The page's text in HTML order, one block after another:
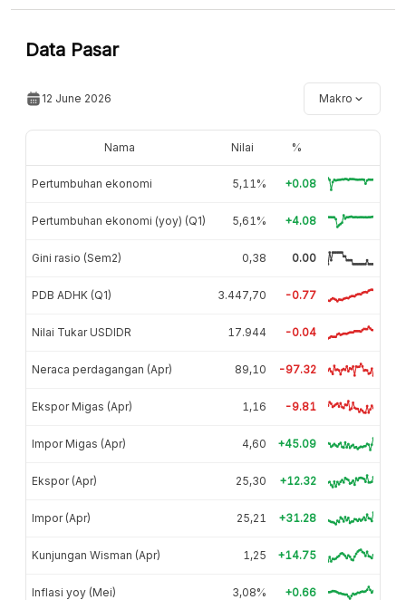
Data Pasar
12 June 2026 Makro
Nama Nilai %
Pertumbuhan ekonomi 5,11% +0.08
Pertumbuhan ekonomi (yoy) (Q1) 5,61% +4.08
Gini rasio (Sem2) 0,38 0.00
PDB ADHK (Q1) 3.447,70 -0.77
Nilai Tukar USDIDR 17.944 -0.04
Neraca perdagangan (Apr) 89,10 -97.32
Ekspor Migas (Apr) 1,16 -9.81
Impor Migas (Apr) 4,60 +45.09
Ekspor (Apr) 25,30 +12.32
Impor (Apr) 25,21 +31.28
Kunjungan Wisman (Apr) 1,25 +14.75
Inflasi yoy (Mei) 3,08% +0.66